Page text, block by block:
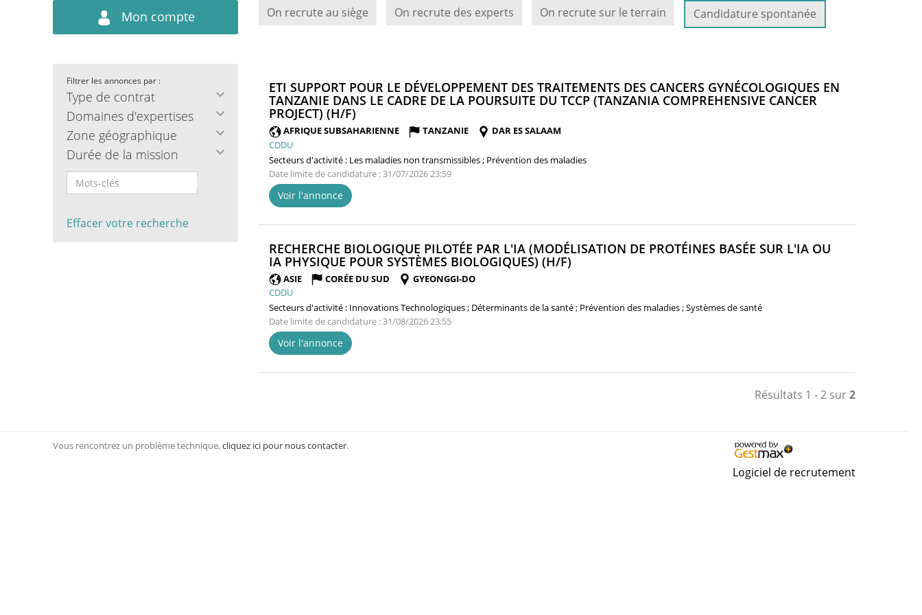
Mon compte On recrute au siège On recrute des experts On recrute sur le terrain Candidature spontanée
Filtrer les annonces par :
Type de contrat
Domaines d'expertises
Zone géographique
Durée de la mission
Effacer votre recherche
ETI SUPPORT POUR LE DÉVELOPPEMENT DES TRAITEMENTS DES CANCERS GYNÉCOLOGIQUES EN
TANZANIE DANS LE CADRE DE LA POURSUITE DU TCCP (TANZANIA COMPREHENSIVE CANCER
PROJECT) (H/F)
FENÊTRE)
AFRIQUE SUBSAHARIENNE TANZANIE
DAR ES SALAAM
CDDU
Secteurs d'activité : Les maladies non transmissibles ; Prévention des maladies
Date limite de candidature : 31/07/2026 23:59
Voir l'annonce
RECHERCHE BIOLOGIQUE PILOTÉE PAR L'IA (MODÉLISATION DE PROTÉINES BASÉE SUR L'IA OU
IA PHYSIQUE POUR SYSTÈMES BIOLOGIQUES) (H/F)
ASIE CORÉE DU SUD
GYEONGGI-DO
CDDU
Secteurs d'activité : Innovations Technologiques ; Déterminants de la santé ; Prévention des maladies ; Systèmes de santé
Date limite de candidature : 31/08/2026 23:55
Voir l'annonce
Résultats 1 - 2 sur2
Vous rencontrez un problème technique,cliquez ici pour nous contacter.
Logiciel de recrutement